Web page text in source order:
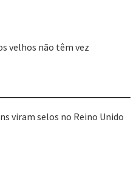
velhos não têm vez
viram selos no Reino Unido